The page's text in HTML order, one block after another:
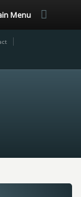
Menu